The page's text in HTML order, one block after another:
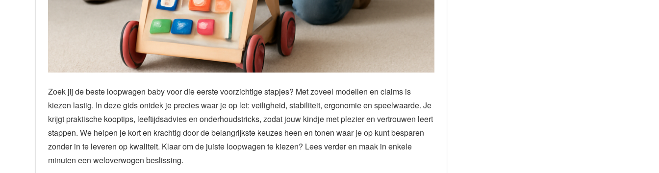
Zoek jij de beste loopwagen baby voor die eerste voorzichtige stapjes? Met zoveel modellen en claims is
kiezen lastig. In deze gids ontdek je precies waar je op let: veiligheid, stabiliteit, ergonomie en speelwaarde. Je
krijgt praktische kooptips, leeftijdsadvies en onderhoudstricks, zodat jouw kindje met plezier en vertrouwen leert
stappen. We helpen je kort en krachtig door de belangrijkste keuzes heen en tonen waar je op kunt besparen
zonder in te leveren op kwaliteit. Klaar om de juiste loopwagen te kiezen? Lees verder en maak in enkele
minuten een weloverwogen beslissing.